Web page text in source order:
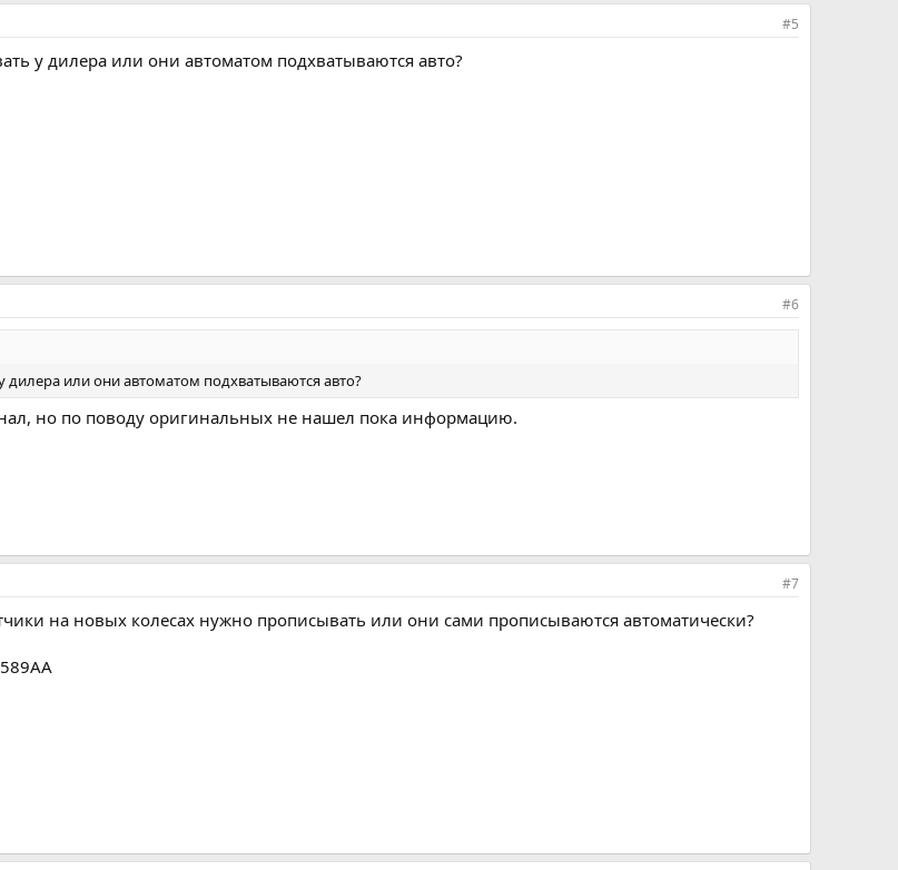
#5
у дилера или они автоматом подхватываются авто?
#6
или они автоматом подхватываются авто?
но по поводу оригинальных не нашел пока информацию.
#7
на новых колесах нужно прописывать или они сами прописываются автоматически?